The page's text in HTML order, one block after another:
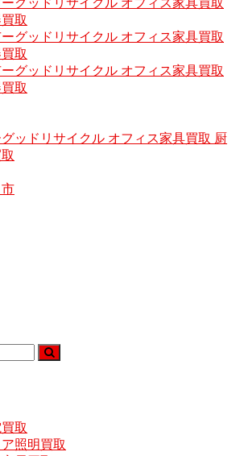
グッドリサイクル オフィス家具買取
取
グッドリサイクル オフィス家具買取
取
グッドリサイクル オフィス家具買取
取
ッドリサイクル オフィス家具買取 厨
取
照明買取